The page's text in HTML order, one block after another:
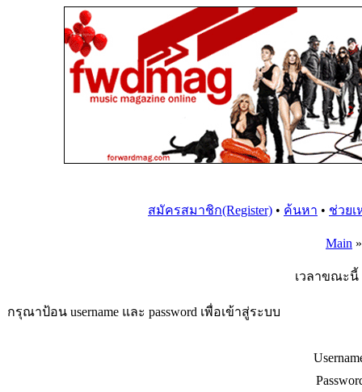
สมัครสมาชิก(Register) • ค้นหา • ช่วยเ
Main
เวลาขณะนี้
กรุณาป้อน username และ password เพื่อเข้าสู่ระบบ